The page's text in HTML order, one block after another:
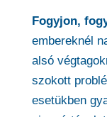
Fogyjon,
embereknél
alsó
szokott
esetükben